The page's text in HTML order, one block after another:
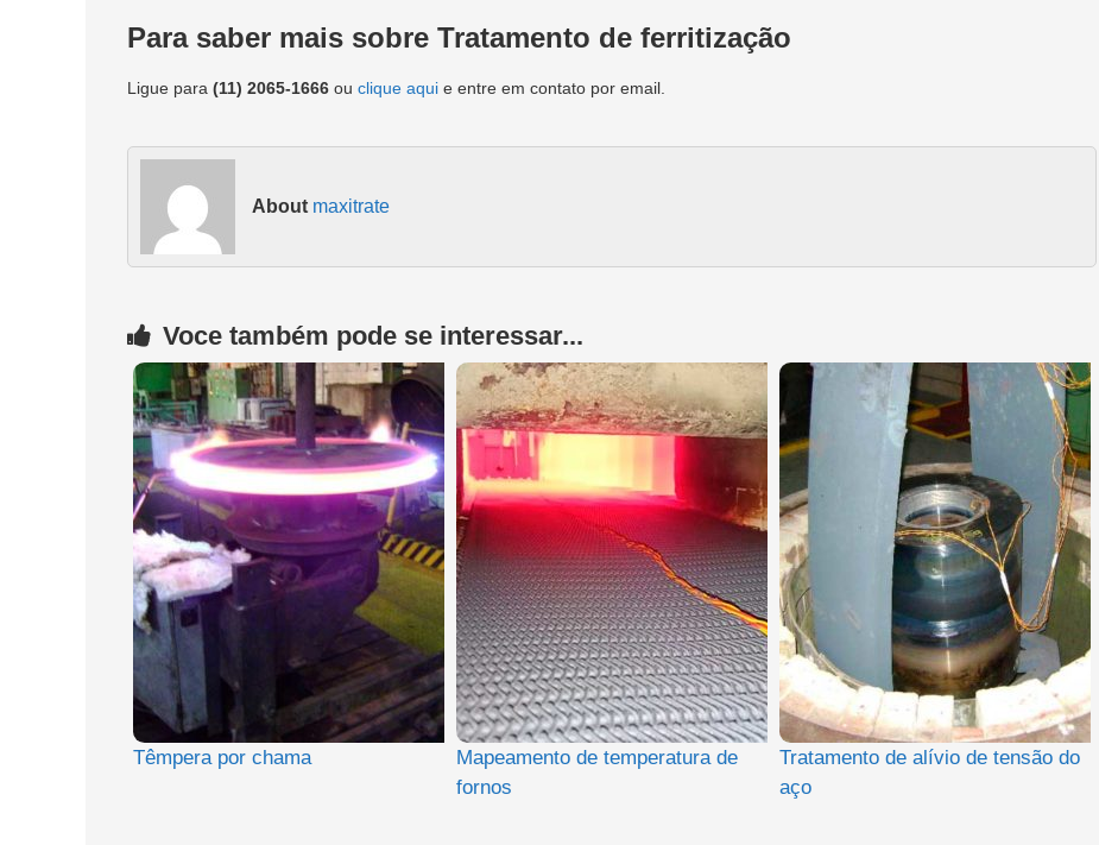
Para saber mais sobre Tratamento de ferritização
Ligue para (11) 2065-1666 ou clique aqui e entre em contato por email.
About maxitrate
Voce também pode se interessar...
Têmpera por chama
Mapeamento de temperatura de
fornos
Tratamento de alívio de tensão do
aço